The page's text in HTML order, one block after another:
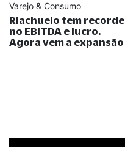
Varejo & Consumo
Riachuelo tem recorde
no EBITDA e lucro.
Agora vem a expansão